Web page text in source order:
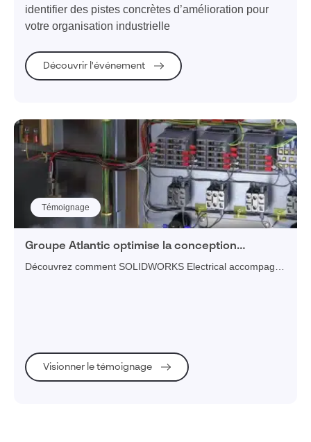
identifier des pistes concrètes d’amélioration pour
votre organisation industrielle
Découvrir l'événement
Témoignage
Groupe Atlantic optimise la conception
électrique de ses produits avec SOLIDWORKS
Découvrez comment SOLIDWORKS Electrical accompagne
Visionner le témoignage